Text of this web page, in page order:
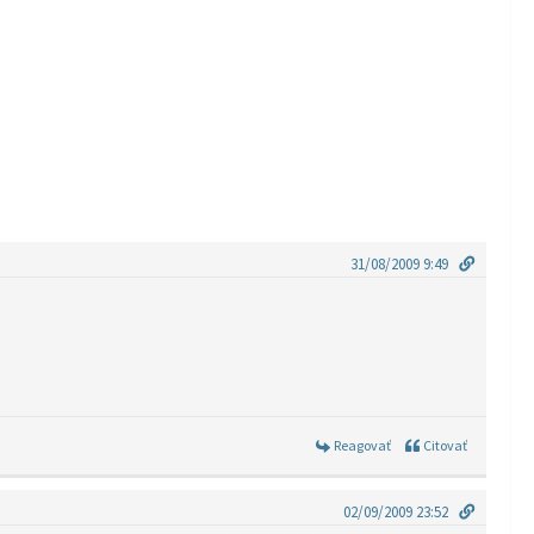
31/08/2009 9:49
Reagovať Citovať
02/09/2009 23:52